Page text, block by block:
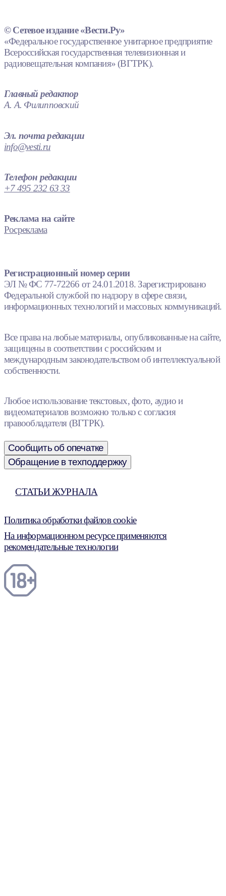
© Сетевое издание «Вести.Ру»
«Федеральное государственное унитарное предприятие
Всероссийская государственная телевизионная и
радиовещательная компания» (ВГТРК).
Главный редактор
А. А. Филипповский
Эл. почта редакции
info@vesti.ru
Телефон редакции
+7 495 232 63 33
Реклама на сайте
Росреклама
Регистрационный номер серии
ЭЛ № ФС 77-72266 от 24.01.2018. Зарегистрировано
Федеральной службой по надзору в сфере связи,
информационных технологий и массовых коммуникаций.
Все права на любые материалы, опубликованные на сайте,
защищены в соответствии с российским и
международным законодательством об интеллектуальной
собственности.
Любое использование текстовых, фото, аудио и
видеоматериалов возможно только с согласия
правообладателя (ВГТРК).
Сообщить об опечатке
Обращение в техподдержку
СТАТЬИ ЖУРНАЛА
Политика обработки файлов cookie
На информационном ресурсе применяются
рекомендательные технологии